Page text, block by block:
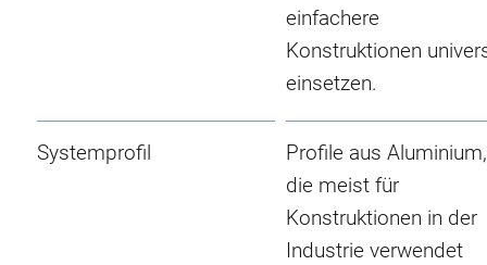
einfachere
Konstruktionen
einsetzen.
Systemprofil
Profile aus Aluminium,
die meist für
Konstruktionen in der
Industrie verwendet